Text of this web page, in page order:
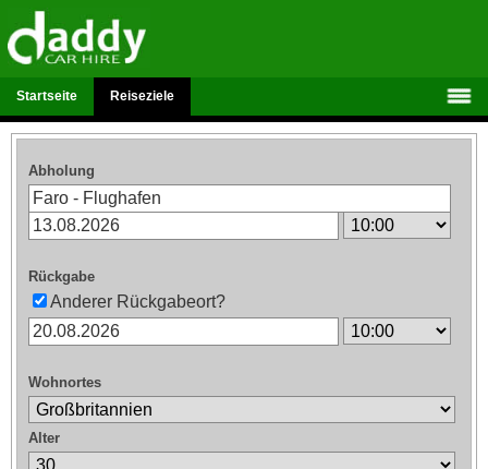
Startseite Reiseziele
Abholung
Rückgabe
Anderer Rückgabeort?
Wohnortes
Alter